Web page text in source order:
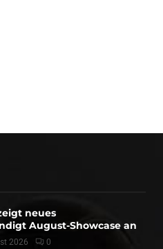
neues
August-Showcase an
2026 0